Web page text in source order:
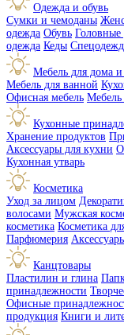
Одежда и обувь
Сумки и чемоданы
одежда Обувь Головные
одежда Кеды
Мебель для дома
Мебель для ванной
Офисная мебель Мебель
Кухонные
Хранение продуктов
Аксессуары для кухни
Кухонная утварь
Косметика
Уход за лицом
волосами Мужская
косметика Косметика
Парфюмерия
Канцтовары
Пластилин и глина
принадлежности
Офисные
продукция Книги и